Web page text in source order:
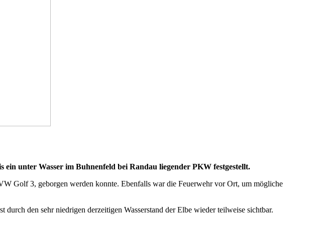
unter Wasser im Buhnenfeld bei Randau liegender PKW festgestellt.
Golf 3, geborgen werden konnte. Ebenfalls war die Feuerwehr vor Ort, um mögliche
durch den sehr niedrigen derzeitigen Wasserstand der Elbe wieder teilweise sichtbar.